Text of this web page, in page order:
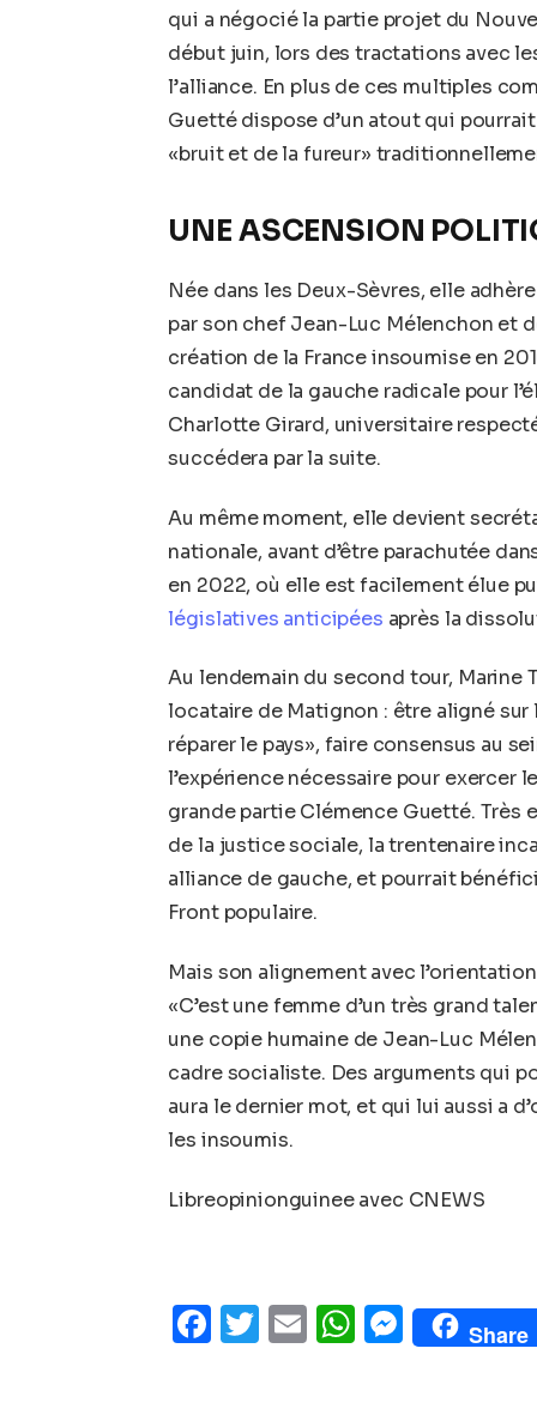
qui a négocié la partie projet du
début juin, lors des tractations avec
l’alliance. En plus de ces multiples
Guetté dispose d’un atout qui
«bruit et de la fureur»
UNE ASCENSION
Née dans les Deux-Sèvres, elle
par son chef Jean-Luc Mélenchon et
création de la France insoumise en
candidat de la gauche radicale pour
Charlotte Girard, universitaire
succédera par la suite.
Au même moment, elle devient
nationale, avant d’être parachutée
en 2022, où elle est facilement élue
législatives anticipées après la
Au lendemain du second tour,
locataire de Matignon : être aligné
réparer le pays», faire consensus au
l’expérience nécessaire pour exercer
grande partie Clémence Guetté. Très
de la justice sociale, la trentenaire
alliance de gauche, et pourrait
Front populaire.
Mais son alignement avec
«C’est une femme d’un très grand
une copie humaine de Jean-Luc
cadre socialiste. Des arguments qui
aura le dernier mot, et qui lui aussi a
les insoumis.
Libreopinionguinee avec CNEWS
Facebook
Twitter
Email Share